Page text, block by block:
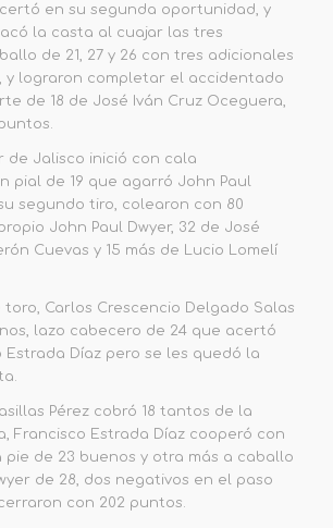
en su segunda oportunidad, y
la casta al cuajar las tres
de 21, 27 y 26 con tres adicionales
y lograron completar el accidentado
de 18 de José Iván Cruz Oceguera,
de Jalisco inició con cala
pial de 19 que agarró John Paul
segundo tiro, colearon con 80
John Paul Dwyer, 32 de José
Cuevas y 15 más de Lucio Lomelí
Carlos Crescencio Delgado Salas
lazo cabecero de 24 que acertó
Estrada Díaz pero se les quedó la
Pérez cobró 18 tantos de la
Francisco Estrada Díaz cooperó con
pie de 23 buenos y otra más a caballo
de 28, dos negativos en el paso
con 202 puntos.